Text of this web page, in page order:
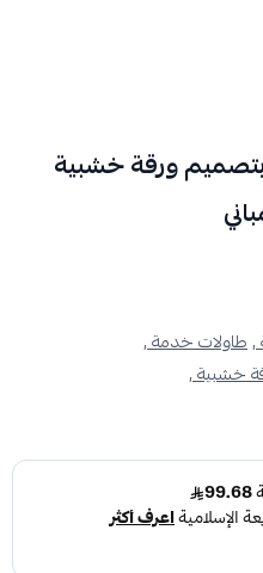
ورقة خشبية
,طاولات خدمة ,
خشبية ,